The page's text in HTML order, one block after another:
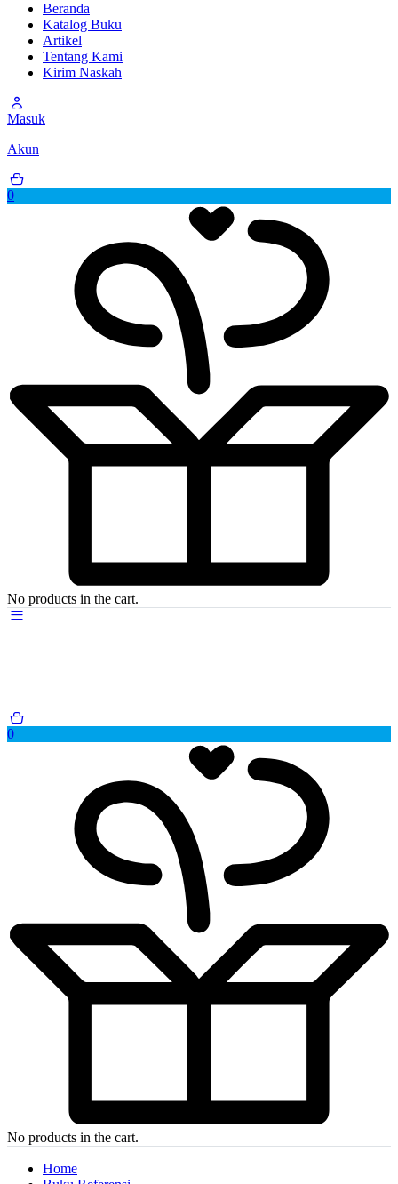
Beranda
Katalog Buku
Artikel
Tentang Kami
Kirim Naskah
Masuk
Akun
0
No products in the cart.
0
No products in the cart.
Home